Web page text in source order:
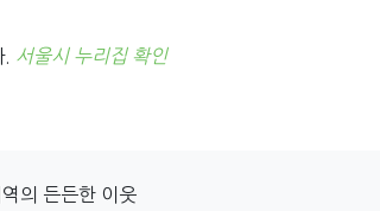
서울시 누리집 확인
의 든든한 이웃